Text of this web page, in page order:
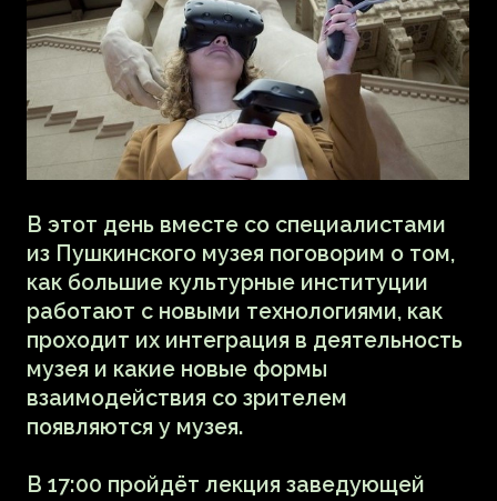
заведующий сектором отдела
художественных программ и творческих
проектов Северо-Западного филиала
ГМИИ им. А. С. Пушкина.
14 ноября 19:00
16+
купить билет
Круглый стол
Музей и новые
технологии: принципы
взаимодействия